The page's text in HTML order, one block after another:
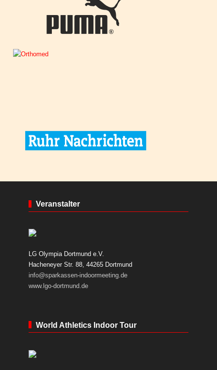
Veranstalter
LG Olympia Dortmund e.V.
Hacheneyer Str. 88, 44265 Dortmund
info@sparkassen-indoormeeting.de
www.lgo-dortmund.de
World Athletics Indoor Tour